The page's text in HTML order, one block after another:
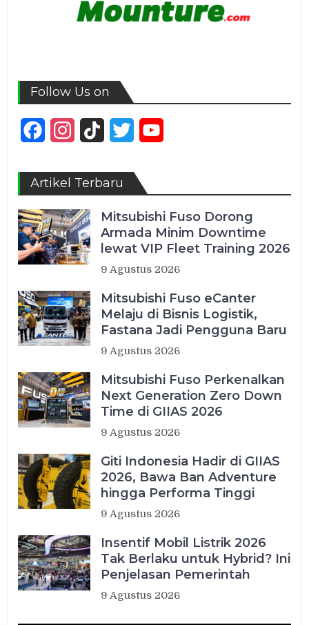
Follow Us on
FacebookInstagram
TikTok Twitter
Artikel Terbaru
Mitsubishi Fuso Dorong
Armada Minim Downtime
lewat VIP Fleet Training 2026
9 Agustus 2026
Mitsubishi Fuso eCanter
Melaju di Bisnis Logistik,
Fastana Jadi Pengguna Baru
9 Agustus 2026
Mitsubishi Fuso Perkenalkan
Next Generation Zero Down
Time di GIIAS 2026
9 Agustus 2026
Giti Indonesia Hadir di GIIAS
2026, Bawa Ban Adventure
hingga Performa Tinggi
9 Agustus 2026
Insentif Mobil Listrik 2026
Tak Berlaku untuk Hybrid? Ini
Penjelasan Pemerintah
9 Agustus 2026